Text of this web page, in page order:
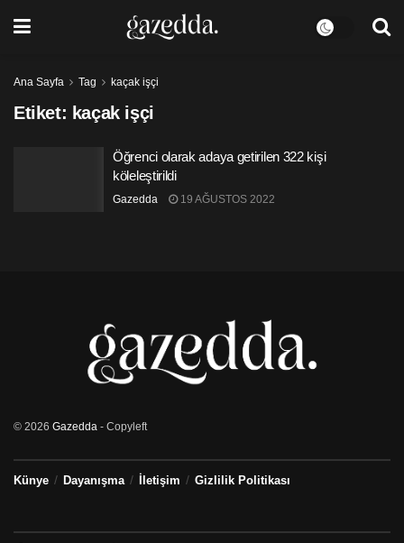
Ana Sayfa Tag kaçak işçi
Etiket: kaçak işçi
Öğrenci olarak adaya getirilen 322 kişi
köleleştirildi
Gazedda 19 AĞUSTOS 2022
© 2026 Gazedda - Copyleft
Künye Dayanışma İletişim Gizlilik Politikası